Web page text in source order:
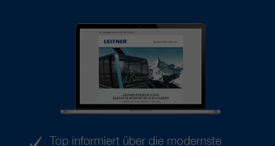
Top informiert über die modernste